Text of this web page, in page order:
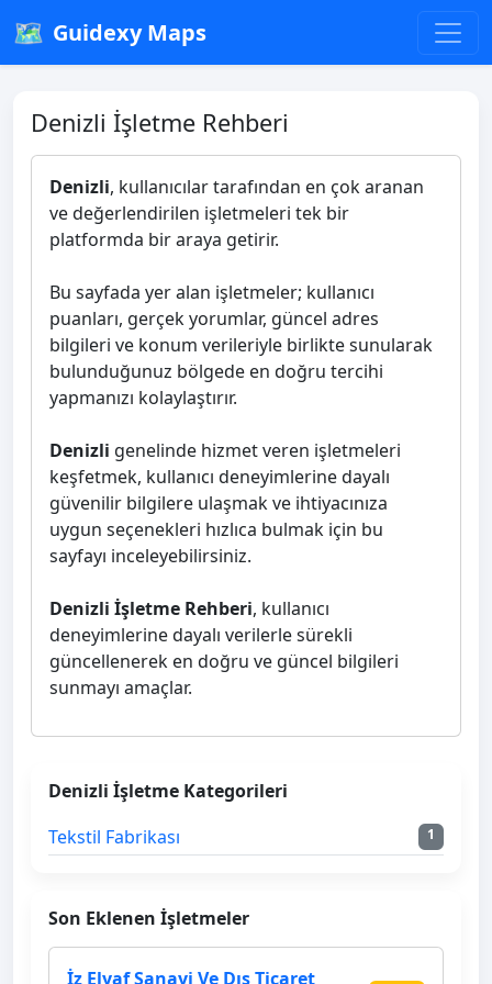
🗺️ Guidexy Maps
Denizli İşletme Rehberi
Denizli, kullanıcılar tarafından en çok aranan
ve değerlendirilen işletmeleri tek bir
platformda bir araya getirir.
Bu sayfada yer alan işletmeler; kullanıcı
puanları, gerçek yorumlar, güncel adres
bilgileri ve konum verileriyle birlikte sunularak
bulunduğunuz bölgede en doğru tercihi
yapmanızı kolaylaştırır.
Denizli genelinde hizmet veren işletmeleri
keşfetmek, kullanıcı deneyimlerine dayalı
güvenilir bilgilere ulaşmak ve ihtiyacınıza
uygun seçenekleri hızlıca bulmak için bu
sayfayı inceleyebilirsiniz.
Denizli İşletme Rehberi, kullanıcı
deneyimlerine dayalı verilerle sürekli
güncellenerek en doğru ve güncel bilgileri
sunmayı amaçlar.
Denizli İşletme Kategorileri
Tekstil Fabrikası
1
Son Eklenen İşletmeler
İz Elyaf Sanayi Ve Dış Ticaret